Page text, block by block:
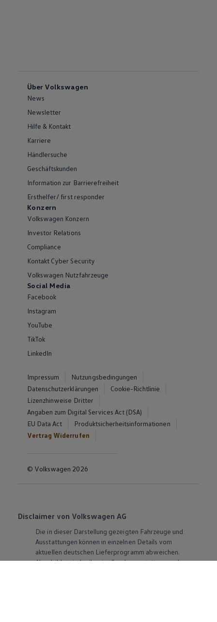
Über Volkswagen
News
Newsletter
Hilfe & Kontakt
Karriere
Händlersuche
Geschäftskunden
Information zur Barrierefreiheit
Ersthelfer/ first responder
Konzern
Volkswagen Konzern
Investor Relations
Compliance
Kontakt Cyber Security
Volkswagen Nutzfahrzeuge
Social Media
Facebook
Instagram
YouTube
TikTok
LinkedIn
Impressum
Nutzungsbedingungen
Datenschutzerklärungen
Cookie-Richtlinie
Lizenzhinweise Dritter
Angaben zum Digital Services Act (DSA)
EU Data Act
Produktsicherheitsinformationen
Vertrag Widerrufen
© Volkswagen 2026
Disclaimer von Volkswagen AG
Die in dieser Darstellung gezeigten Fahrzeuge und
Ausstattungen können in einzelnen Details vom
aktuellen deutschen Lieferprogramm abweichen.
Abgebildet sind teilweise Sonderausstattungen der